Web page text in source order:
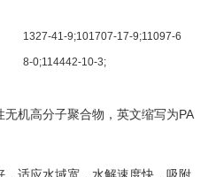
1327-41-9;101707-17-9;11097-6
8-0;114442-10-3;
机高分子聚合物，英文缩写为PA